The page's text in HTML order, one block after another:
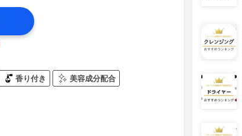
香り付き 美容成分配合